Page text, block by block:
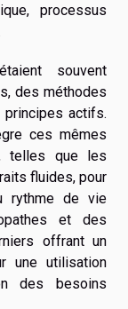
processus
souvent
des méthodes
actifs.
ces mêmes
telles que les
fluides, pour
rythme de vie
et des
offrant un
une utilisation
des besoins